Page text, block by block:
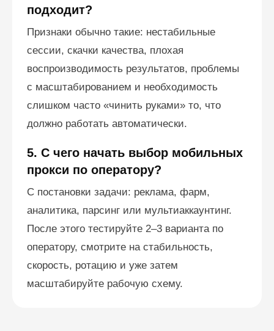
подходит?
Признаки обычно такие: нестабильные
сессии, скачки качества, плохая
воспроизводимость результатов, проблемы
с масштабированием и необходимость
слишком часто «чинить руками» то, что
должно работать автоматически.
5. С чего начать выбор мобильных
прокси по оператору?
С постановки задачи: реклама, фарм,
аналитика, парсинг или мультиаккаунтинг.
После этого тестируйте 2–3 варианта по
оператору, смотрите на стабильность,
скорость, ротацию и уже затем
масштабируйте рабочую схему.